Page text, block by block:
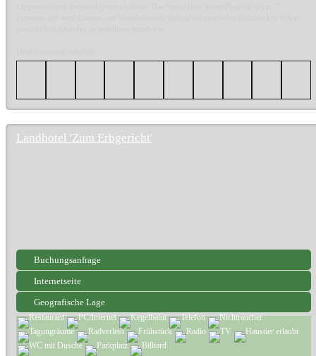
Landhotel 'Zum Erbgericht'
Buchungsanfrage
Internetseite
Geografische Lage